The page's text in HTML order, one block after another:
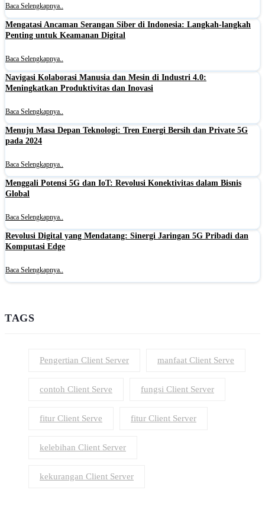
Baca Selengkapnya..
Mengatasi Ancaman Serangan Siber di Indonesia: Langkah-langkah
Penting untuk Keamanan Digital
Baca Selengkapnya..
Navigasi Kolaborasi Manusia dan Mesin di Industri 4.0:
Meningkatkan Produktivitas dan Inovasi
Baca Selengkapnya..
Menuju Masa Depan Teknologi: Tren Energi Bersih dan Private 5G
pada 2024
Baca Selengkapnya..
Menggali Potensi 5G dan IoT: Revolusi Konektivitas dalam Bisnis
Global
Baca Selengkapnya..
Revolusi Digital yang Mendatang: Sinergi Jaringan 5G Pribadi dan
Komputasi Edge
Baca Selengkapnya..
TAGS
Pengertian Client Server manfaat Client Serve
contoh Client Serve fungsi Client Server
fitur Client Serve fitur Client Server
kelebihan Client Server
kekurangan Client Server